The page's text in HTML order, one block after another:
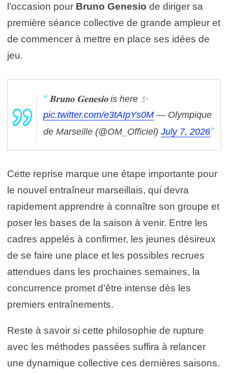
l’occasion pour Bruno Genesio de diriger sa
première séance collective de grande ampleur et
de commencer à mettre en place ses idées de
jeu.
𝐁𝐫𝐮𝐧𝐨 𝐆𝐞𝐧𝐞𝐬𝐢𝐨 is here ✨
pic.twitter.com/e3tAIpYs0M — Olympique
de Marseille (@OM_Officiel) July 7, 2026
Cette reprise marque une étape importante pour
le nouvel entraîneur marseillais, qui devra
rapidement apprendre à connaître son groupe et
poser les bases de la saison à venir. Entre les
cadres appelés à confirmer, les jeunes désireux
de se faire une place et les possibles recrues
attendues dans les prochaines semaines, la
concurrence promet d’être intense dès les
premiers entraînements.
Reste à savoir si cette philosophie de rupture
avec les méthodes passées suffira à relancer
une dynamique collective ces dernières saisons.